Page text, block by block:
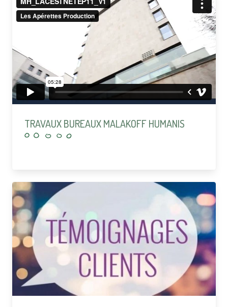
TRAVAUX BUREAUX MALAKOFF HUMANIS